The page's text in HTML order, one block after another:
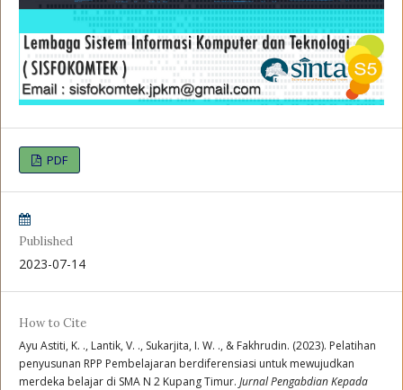
PDF
Published
2023-07-14
How to Cite
Ayu Astiti, K. ., Lantik, V. ., Sukarjita, I. W. ., & Fakhrudin. (2023). Pelatihan
penyusunan RPP Pembelajaran berdiferensiasi untuk mewujudkan
merdeka belajar di SMA N 2 Kupang Timur. Jurnal Pengabdian Kepada